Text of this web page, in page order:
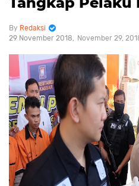
Redaksi
29 November 2018
November 29,